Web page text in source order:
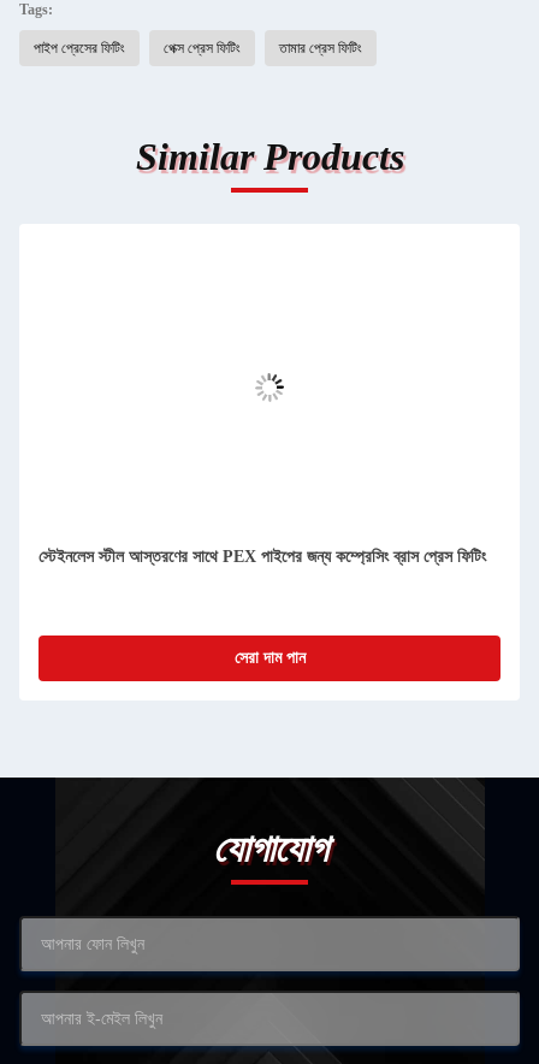
Tags:
পাইপ প্রেসের ফিটিং পেক্স প্রেস ফিটিং তামার প্রেস ফিটিং
Similar Products
স্টেইনলেস স্টীল আস্তরণের সাথে PEX পাইপের জন্য কম্প্রেসিং ব্রাস প্রেস ফিটিং
সেরা দাম পান
যোগাযোগ